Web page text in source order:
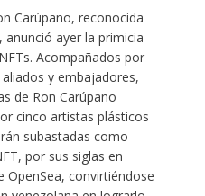
Carúpano, reconocida
ayer la primicia
Acompañados por
y embajadores,
de Ron Carúpano
cinco artistas plásticos
subastadas como
por sus siglas en
OpenSea, convirtiéndose